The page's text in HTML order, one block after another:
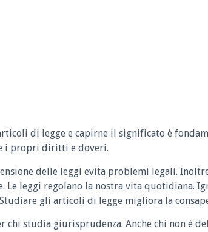
di legge e capirne il significato è
i propri diritti e doveri.
delle leggi evita problemi legali.
Le leggi regolano la nostra vita quotidiana.
gli articoli di legge migliora la
chi studia giurisprudenza. Anche chi non è